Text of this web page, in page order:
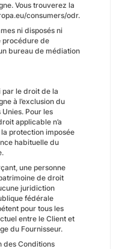
Vous trouverez la
consumers/odr.
ni disposés ni
procédure de
bureau de médiation
par le droit de la
à l’exclusion du
Pour les
applicable n’a
la protection imposée
habituelle du
une personne
de droit
juridiction
fédérale
pour tous les
entre le Client et
du Fournisseur.
des Conditions